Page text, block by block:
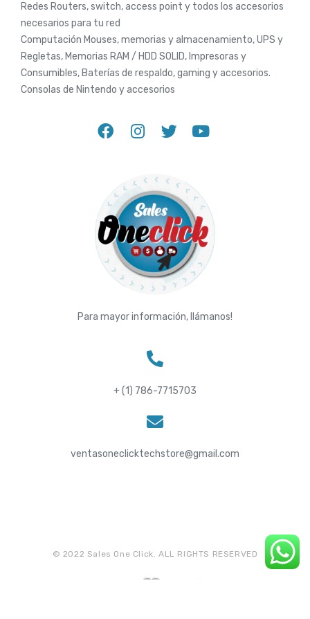
Redes Routers, switch, access point y todos los accesorios
necesarios para tu red
Computación Mouses, memorias y almacenamiento, UPS y
Regletas, Memorias RAM / HDD SOLID, Impresoras y
Consumibles, Baterías de respaldo, gaming y accesorios.
Consolas de Nintendo y accesorios
Para mayor información, llámanos!
+ (1) 786-7715703
ventasoneclicktechstore@gmail.com
© 2022 Sales One Click. ALL RIGHTS RESERVED